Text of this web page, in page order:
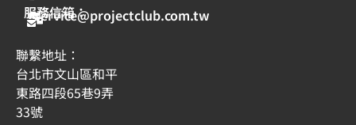
服務信箱：
service@projectclub.com.tw
聯繫地址：
台北市文山區和平
東路四段65巷9弄
33號